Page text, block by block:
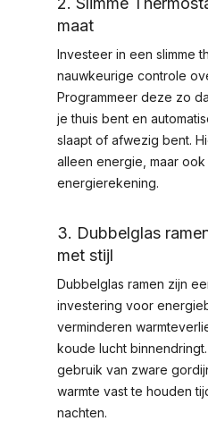
maat
Investeer in een slimme
nauwkeurige controle
Programmeer deze zo
je thuis bent en
slaapt of afwezig bent.
alleen energie, maar
energierekening.
3. Dubbelglas
met stijl
Dubbelglas ramen zijn
investering voor
verminderen
koude lucht
gebruik van zware
warmte vast te houden
nachten.